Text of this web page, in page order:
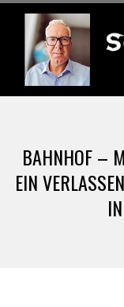
content
S
C
H
Menu
BAHNHOF –
EIN